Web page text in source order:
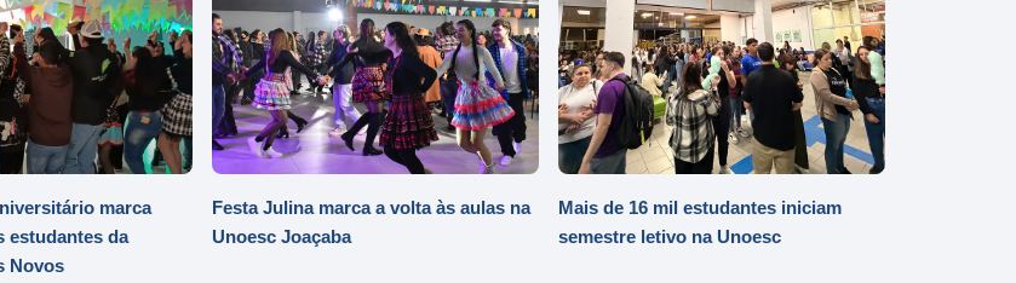
marca
estudantes da
Novos
Festa Julina marca a volta às aulas na
Unoesc Joaçaba
Mais de 16 mil estudantes iniciam
semestre letivo na Unoesc